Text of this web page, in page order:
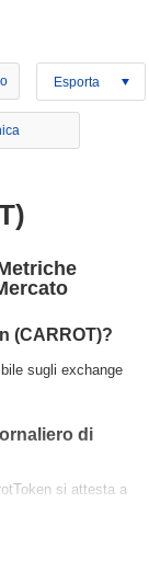
Esporta
(CARROT)?
sugli exchange
di
si attesta a
di